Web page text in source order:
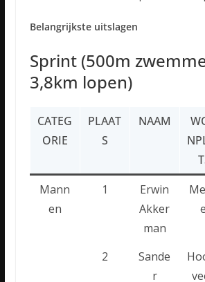
Belangrijkste uitslagen
Sprint (500m
3,8km lopen)
CATEG
ORIE
PLAAT
S
NAAM
Mann
en
1
Erwin
Akker
man
2
Sande
r